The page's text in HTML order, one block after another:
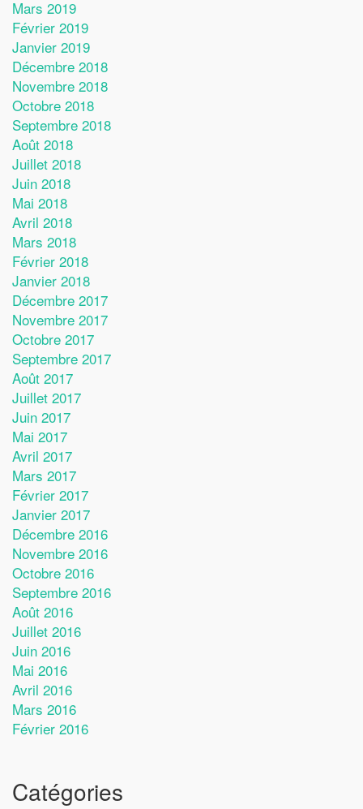
Mars 2019
Février 2019
Janvier 2019
Décembre 2018
Novembre 2018
Octobre 2018
Septembre 2018
Août 2018
Juillet 2018
Juin 2018
Mai 2018
Avril 2018
Mars 2018
Février 2018
Janvier 2018
Décembre 2017
Novembre 2017
Octobre 2017
Septembre 2017
Août 2017
Juillet 2017
Juin 2017
Mai 2017
Avril 2017
Mars 2017
Février 2017
Janvier 2017
Décembre 2016
Novembre 2016
Octobre 2016
Septembre 2016
Août 2016
Juillet 2016
Juin 2016
Mai 2016
Avril 2016
Mars 2016
Février 2016
Catégories